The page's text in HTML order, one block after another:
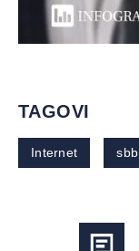
TAGOVI
Internet sbb